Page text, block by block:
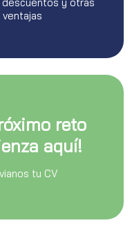
ventajas
reto
aquí!
tu CV